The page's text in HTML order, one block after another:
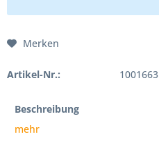
Merken
Artikel-Nr.: 1001663
Beschreibung
mehr